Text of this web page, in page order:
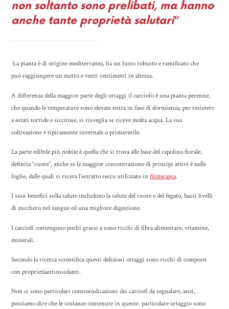
non soltanto sono prelibati, ma hanno
anche tante proprietà salutari“
La pianta è di origine mediterranea, ha un fusto robusto e ramificato che
può raggiungere un metro e venti centimetri in altezza.
A differenza della maggior parte degli ortaggi il carciofo è una pianta perenne,
che quando le temperature sono elevate entra in fase di dormienza, per resistere
a estati torride e siccitose, si risveglia se riceve molta acqua. La sua
coltivazione è tipicamente invernale o primaverile.
La parte edibile più nobile è quella che si trova alle base del capolino fiorale,
definita “cuore”, anche se la maggior concentrazione di principi attivi è nelle
foglie, dalle quali si ricava l’estratto secco utilizzato infitoterapia.
I suoi benefici sulla salute includono la salute del cuore e del fegato, bassi livelli
di zucchero nel sangue ed una migliore digestione.
I carciofi contengono pochi grassi e sono ricchi di fibra alimentare, vitamine,
minerali.
Secondo la ricerca scientifica questi deliziosi ortaggi sono ricchi di composti
con proprietàantiossidanti.
Non ci sono particolari controindicazioni dei carciofi da segnalare, anzi,
possiamo dire che le sostanze contenute in questo particolare ortaggio sono